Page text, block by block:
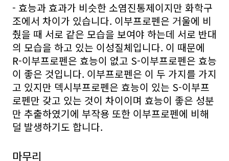
- 효능과 효과가 비슷한 소염진통제이지만 화학구
조에서 차이가 있습니다. 이부프로펜은 거울에 비
췄을 때 서로 같은 모습을 보여야 하는데 서로 반대
의 모습을 하고 있는 이성질체입니다. 이 때문에
R-이부프로펜은 효능이 없고 S-이부프로펜은 효능
이 좋은 것입니다. 이부프로펜은 이 두 가지를 가지
고 있지만 덱시부프로펜은 효능이 있는 S-이부프
로펜만 갖고 있는 것이 차이이며 효능이 좋은 성분
만 추출하였기에 부작용 또한 이부프로펜에 비해
덜 발생하기도 합니다.
마무리